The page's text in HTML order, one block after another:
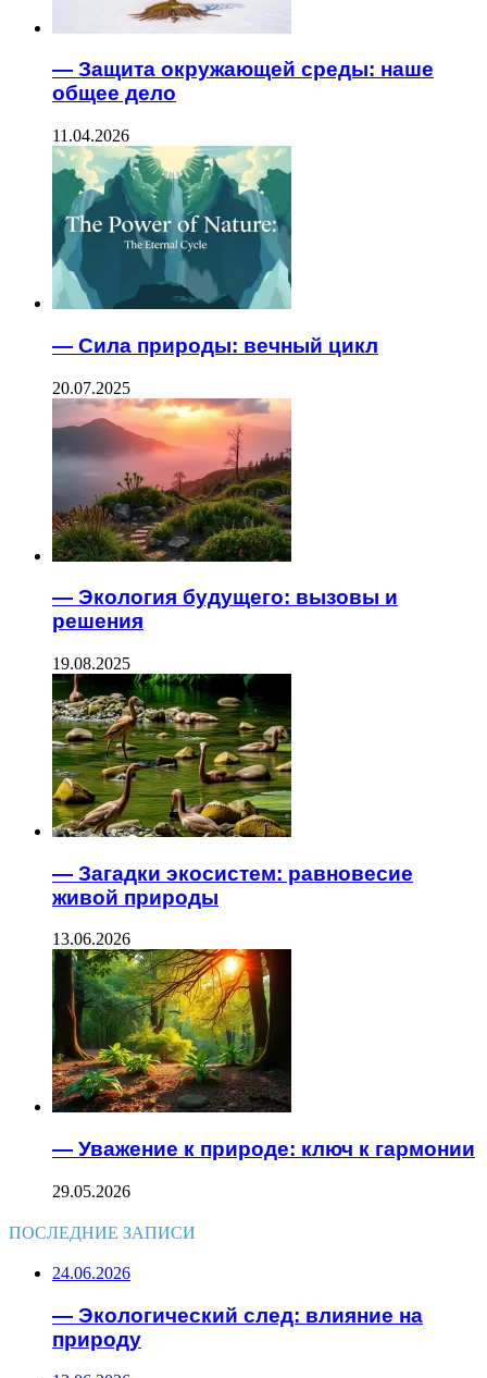
— Защита окружающей среды: наше
общее дело
11.04.2026
— Сила природы: вечный цикл
20.07.2025
— Экология будущего: вызовы и
решения
19.08.2025
— Загадки экосистем: равновесие
живой природы
13.06.2026
— Уважение к природе: ключ к гармонии
29.05.2026
ПОСЛЕДНИЕ ЗАПИСИ
24.06.2026
— Экологический след: влияние на
природу